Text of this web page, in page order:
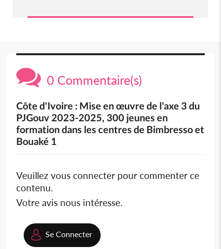
0 Commentaire(s)
Côte d'Ivoire : Mise en œuvre de l'axe 3 du
PJGouv 2023-2025, 300 jeunes en
formation dans les centres de Bimbresso et
Bouaké 1
Veuillez vous connecter pour commenter ce
contenu.
Votre avis nous intéresse.
Se Connecter